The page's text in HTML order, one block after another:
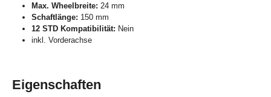
Max. Wheelbreite: 24 mm
Schaftlänge: 150 mm
12 STD Kompatibilität: Nein
inkl. Vorderachse
Eigenschaften